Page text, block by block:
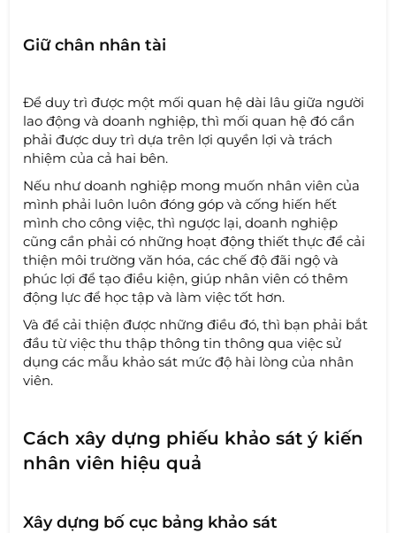
Giữ chân nhân tài
Để duy trì được một mối quan hệ dài lâu giữa người
lao động và doanh nghiệp, thì mối quan hệ đó cần
phải được duy trì dựa trên lợi quyền lợi và trách
nhiệm của cả hai bên.
Nếu như doanh nghiệp mong muốn nhân viên của
mình phải luôn luôn đóng góp và cống hiến hết
mình cho công việc, thì ngược lại, doanh nghiệp
cũng cần phải có những hoạt động thiết thực để cải
thiện môi trường văn hóa, các chế độ đãi ngộ và
phúc lợi để tạo điều kiện, giúp nhân viên có thêm
động lực để học tập và làm việc tốt hơn.
Và để cải thiện được những điều đó, thì bạn phải bắt
đầu từ việc thu thập thông tin thông qua việc sử
dụng các mẫu khảo sát mức độ hài lòng của nhân
viên.
Cách xây dựng phiếu khảo sát ý kiến
nhân viên hiệu quả
Xây dựng bố cục bảng khảo sát